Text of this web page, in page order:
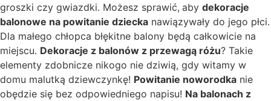
groszki czy gwiazdki. Możesz sprawić, aby dekoracje
balonowe na powitanie dziecka nawiązywały do jego płci.
Dla małego chłopca błękitne balony będą całkowicie na
miejscu. Dekoracje z balonów z przewagą różu? Takie
elementy zdobnicze nikogo nie dziwią, gdy witamy w
domu malutką dziewczynkę! Powitanie noworodka nie
obędzie się bez odpowiedniego napisu! Na balonach z